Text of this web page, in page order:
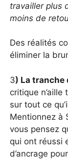
travailler plus
moins de
Des réalités
éliminer la
3) La tranche
critique
sur tout ce
Mentionnez à
vous pensez
qui ont réussi
d’ancrage